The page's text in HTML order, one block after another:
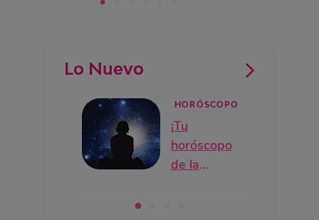
Lo Nuevo
HORÓSCOPO
¡Tu
horóscopo
de la